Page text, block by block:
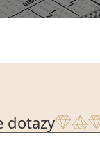
dotazy